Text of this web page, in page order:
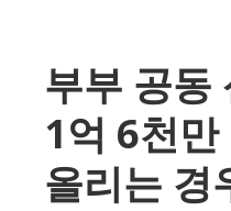
부부 공동
1억 6천
올리는 경